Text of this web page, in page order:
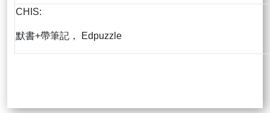
CHIS:
默書+帶筆記， Edpuzzle